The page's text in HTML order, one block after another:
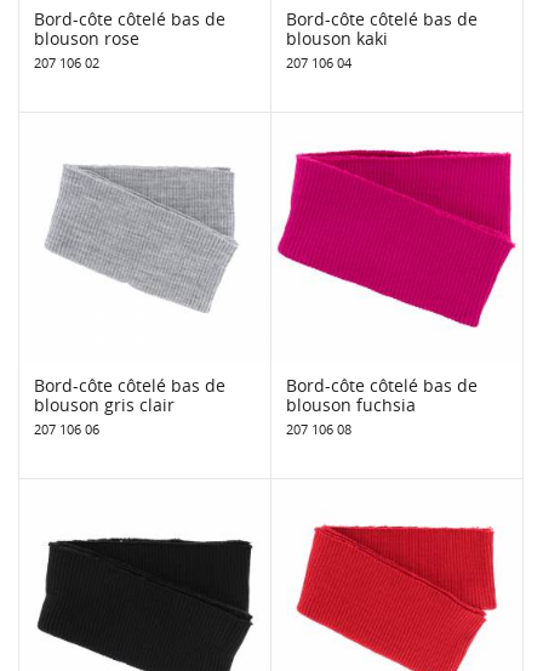
Bord-côte côtelé bas de
blouson rose
207 106 02
Bord-côte côtelé bas de
blouson kaki
207 106 04
Bord-côte côtelé bas de
blouson gris clair
207 106 06
Bord-côte côtelé bas de
blouson fuchsia
207 106 08